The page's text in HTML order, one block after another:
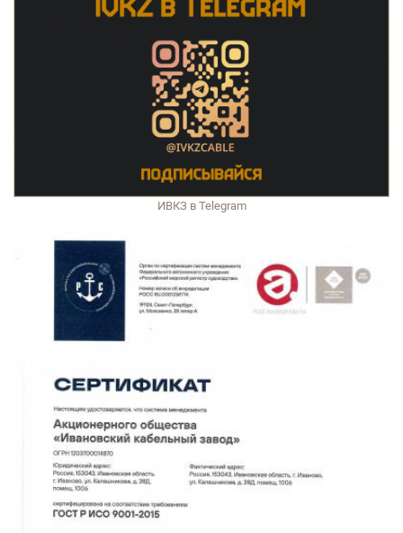
ИВКЗ в Telegram